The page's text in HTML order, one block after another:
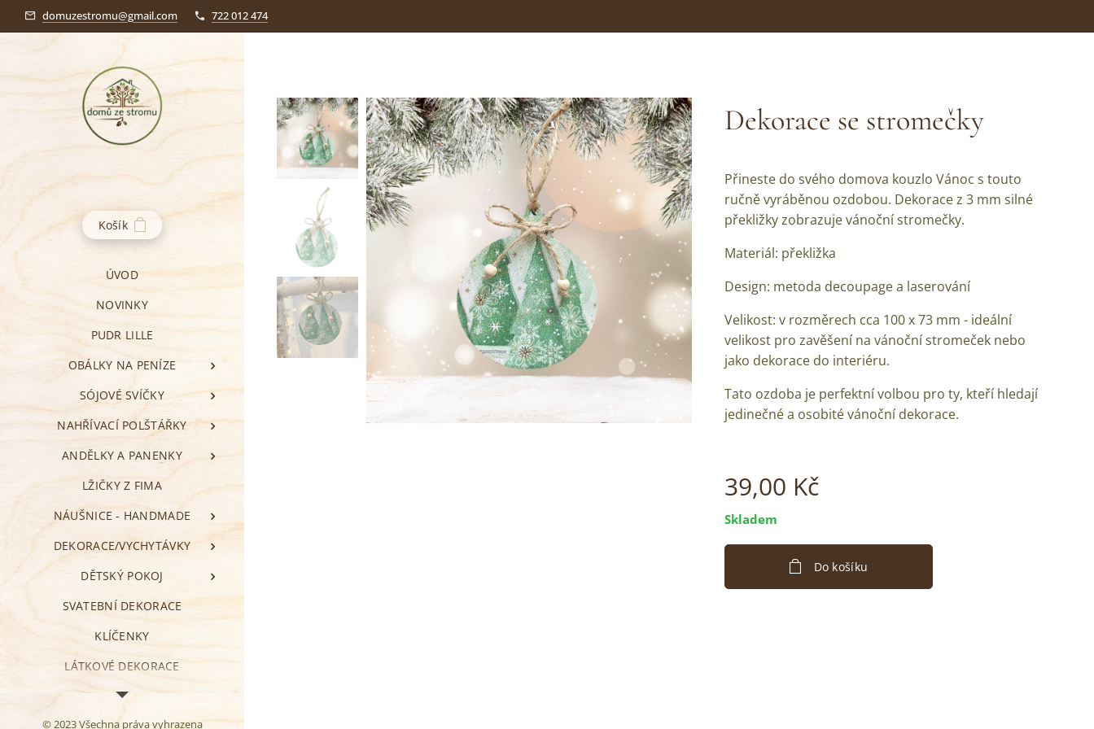
domuzestromu@gmail.com 722 012 474
Košík
ÚVOD
NOVINKY
PUDR LILLE
OBÁLKY NA PENÍZE
SÓJOVÉ SVÍČKY
NAHŘÍVACÍ POLŠTÁŘKY
ANDĚLKY A PANENKY
LŽIČKY Z FIMA
NÁUŠNICE - HANDMADE
DEKORACE/VYCHYTÁVKY
DĚTSKÝ POKOJ
SVATEBNÍ DEKORACE
KLÍČENKY
LÁTKOVÉ DEKORACE
VALENTÝN
Dekorace se stromečky
Přineste do svého domova kouzlo Vánoc s touto
ručně vyráběnou ozdobou. Dekorace z 3 mm silné
překližky zobrazuje vánoční stromečky.
Materiál: překližka
Design: metoda decoupage a laserování
Velikost: v rozměrech cca 100 x 73 mm - ideální
velikost pro zavěšení na vánoční stromeček nebo
jako dekorace do interiéru.
Tato ozdoba je perfektní volbou pro ty, kteří hledají
jedinečné a osobité vánoční dekorace.
39,00 Kč
Skladem
Do košíku
© 2023 Všechna práva vyhrazena